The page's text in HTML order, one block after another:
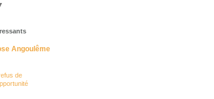
Angoulême
de